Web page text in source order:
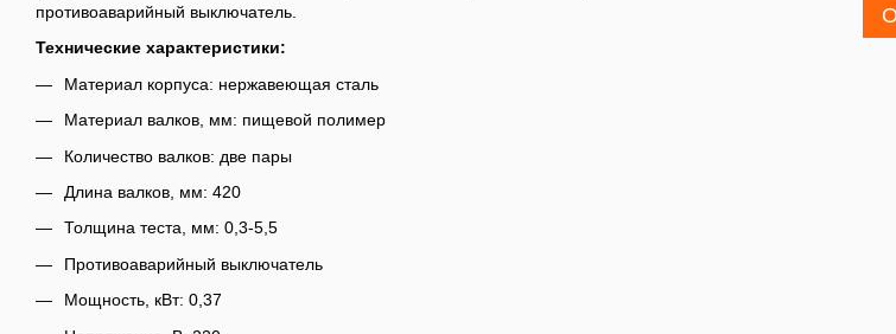
противоаварийный выключатель.
Технические характеристики:
Материал корпуса: нержавеющая сталь
Материал валков, мм: пищевой полимер
Количество валков: две пары
Длина валков, мм: 420
Толщина теста, мм: 0,3-5,5
Противоаварийный выключатель
Мощность, кВт: 0,37